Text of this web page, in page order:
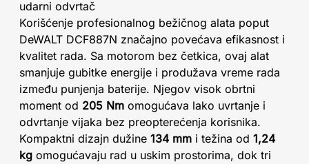
udarni odvrtač
Korišćenje profesionalnog bežičnog alata poput
DeWALT DCF887N značajno povećava efikasnost i
kvalitet rada. Sa motorom bez četkica, ovaj alat
smanjuje gubitke energije i produžava vreme rada
između punjenja baterije. Njegov visok obrtni
moment od 205 Nm omogućava lako uvrtanje i
odvrtanje vijaka bez preopterećenja korisnika.
Kompaktni dizajn dužine 134 mm i težina od 1,24
kg omogućavaju rad u uskim prostorima, dok tri